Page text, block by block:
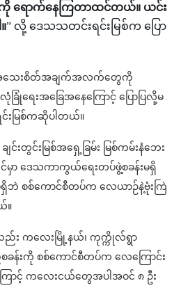
ရောက်နေကြတာထင်တယ်။ ယင်း
” လို့ ဒေသသတင်းရင်းမြစ်က ပြော
သေးစိတ်အချက်အလက်တွေကို
ြုံရေးအခြေအနေကြောင့် ပြောပြလို့မ
းမြစ်ကဆိုပါတယ်။
င်းတွင်းမြစ်အရှေ့ခြမ်း မြစ်ကမ်းနံဘေး
မှာ ဒေသကာကွယ်ရေးတပ်ဖွဲ့စခန်းမရှိ
ရှိဘဲ စစ်ကောင်စီတပ်က လေယာဉ်နဲ့ဗုံးကြဲ
။
ည်း ကလေးမြို့နယ်၊ ကုက္ကိုလ်ရွာ
န်းကို စစ်ကောင်စီတပ်က လေကြောင်း
ာင့် ကလေးငယ်တွေအပါအဝင် ၈ ဦး